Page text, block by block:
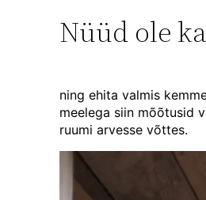
Nüüd ole
ning ehita valmis
meelega siin mõõtusid
ruumi arvesse võttes.